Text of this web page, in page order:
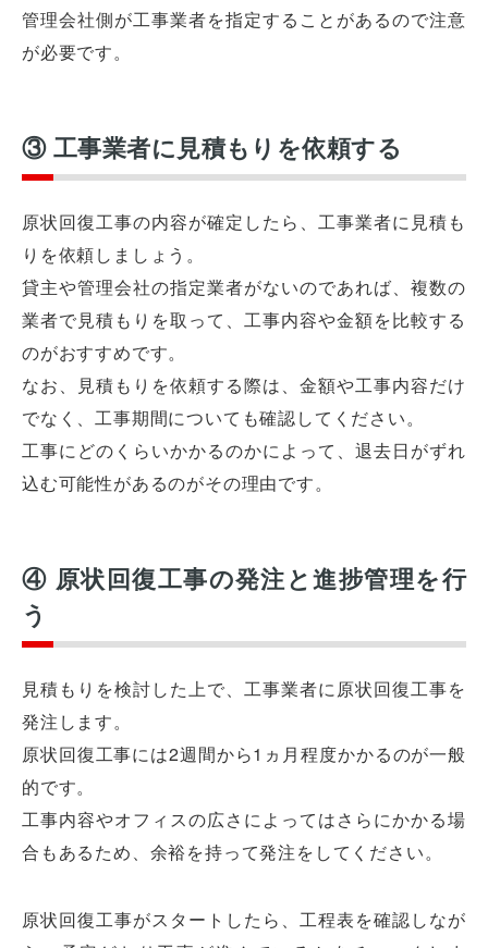
管理会社側が工事業者を指定することがあるので注意
が必要です。
③ 工事業者に見積もりを依頼する
原状回復工事の内容が確定したら、工事業者に見積も
りを依頼しましょう。
貸主や管理会社の指定業者がないのであれば、複数の
業者で見積もりを取って、工事内容や金額を比較する
のがおすすめです。
なお、見積もりを依頼する際は、金額や工事内容だけ
でなく、工事期間についても確認してください。
工事にどのくらいかかるのかによって、退去日がずれ
込む可能性があるのがその理由です。
④ 原状回復工事の発注と進捗管理を行
う
見積もりを検討した上で、工事業者に原状回復工事を
発注します。
原状回復工事には2週間から1ヵ月程度かかるのが一般
的です。
工事内容やオフィスの広さによってはさらにかかる場
合もあるため、余裕を持って発注をしてください。
原状回復工事がスタートしたら、工程表を確認しなが